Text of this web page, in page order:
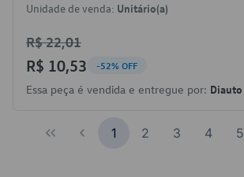
Unidade de venda: Unitário(a)
R$ 22,01
R$ 10,53 -52% OFF
Essa peça é vendida e entregue por: Diauto
1 2 3 4 5